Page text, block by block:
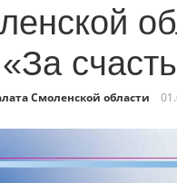
Смоленской области